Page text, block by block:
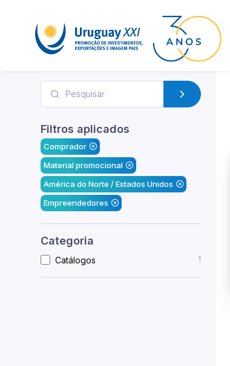
Filtros aplicados
Comprador
Material promocional
América do Norte / Estados Unidos
Empreendedores
Categoria
Catálogos 1